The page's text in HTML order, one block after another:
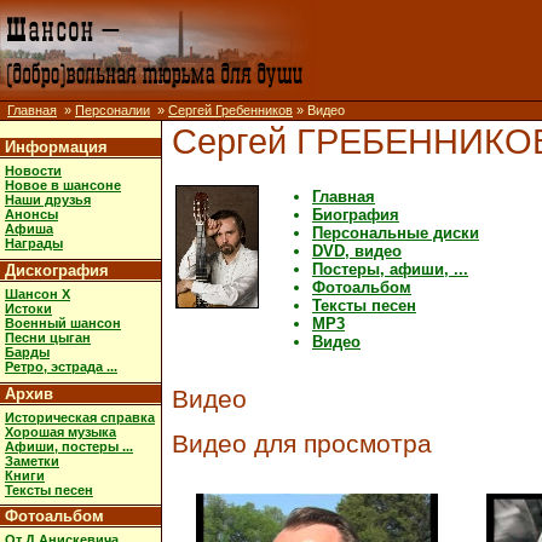
Главная » Персоналии » Сергей Гребенников » Видео
Информация
Новости
Новое в шансоне
Наши друзья
Анонсы
Афиша
Награды
Дискография
Шансон X
Истоки
Военный шансон
Песни цыган
Барды
Ретро, эстрада ...
Архив
Историческая справка
Хорошая музыка
Афиши, постеры ...
Заметки
Книги
Тексты песен
Фотоальбом
Сергей
Главная
Биография
Персональные диски
DVD, видео
Постеры, афиши, ...
Фотоальбом
Тексты песен
MP3
Видео
Видео
Видео для просмотра